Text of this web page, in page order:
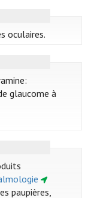
oculaires.
glaucome à
paupières,